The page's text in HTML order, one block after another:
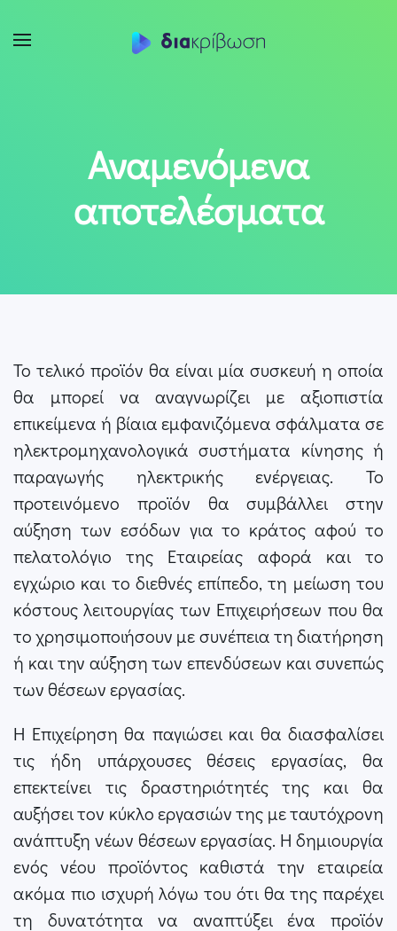
Skip to main content
Αναμενόμενα
αποτελέσματα
Το τελικό προϊόν θα είναι μία συσκευή η οποία
θα μπορεί να αναγνωρίζει με αξιοπιστία
επικείμενα ή βίαια εμφανιζόμενα σφάλματα σε
ηλεκτρομηχανολογικά συστήματα κίνησης ή
παραγωγής ηλεκτρικής ενέργειας. Το
προτεινόμενο προϊόν θα συμβάλλει στην
αύξηση των εσόδων για το κράτος αφού το
πελατολόγιο της Εταιρείας αφορά και το
εγχώριο και το διεθνές επίπεδο, τη μείωση του
κόστους λειτουργίας των Επιχειρήσεων που θα
το χρησιμοποιήσουν με συνέπεια τη διατήρηση
ή και την αύξηση των επενδύσεων και συνεπώς
των θέσεων εργασίας.
Η Επιχείρηση θα παγιώσει και θα διασφαλίσει
τις ήδη υπάρχουσες θέσεις εργασίας, θα
επεκτείνει τις δραστηριότητές της και θα
αυξήσει τον κύκλο εργασιών της με ταυτόχρονη
ανάπτυξη νέων θέσεων εργασίας. Η δημιουργία
ενός νέου προϊόντος καθιστά την εταιρεία
ακόμα πιο ισχυρή λόγω του ότι θα της παρέχει
τη δυνατότητα να αναπτύξει ένα προϊόν